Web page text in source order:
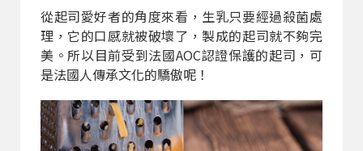
從起司愛好者的角度來看，生乳只要經過殺菌處
理，它的口感就被破壞了，製成的起司就不夠完
美。所以目前受到法國AOC認證保護的起司，可
是法國人傳承文化的驕傲呢！